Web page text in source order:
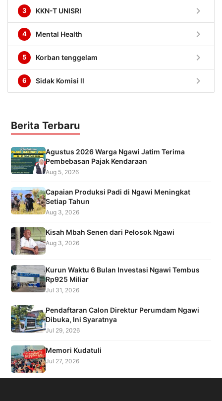
3 KKN-T UNISRI chevron_right
4 Mental Health chevron_right
5 Korban tenggelam chevron_right
6 Sidak Komisi ll chevron_right
Berita Terbaru
Agustus 2026 Warga Ngawi Jatim Terima
Pembebasan Pajak Kendaraan
Aug 5, 2026
Capaian Produksi Padi di Ngawi Meningkat
Setiap Tahun
Aug 3, 2026
Kisah Mbah Senen dari Pelosok Ngawi
Aug 3, 2026
Kurun Waktu 6 Bulan Investasi Ngawi Tembus
Rp925 Miliar
Jul 31, 2026
Pendaftaran Calon Direktur Perumdam Ngawi
Dibuka, Ini Syaratnya
Jul 29, 2026
Memori Kudatuli
Jul 27, 2026